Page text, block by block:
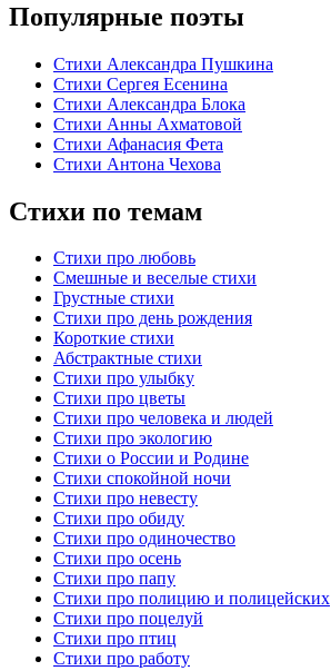
Популярные поэты
Стихи Александра Пушкина
Стихи Сергея Есенина
Стихи Александра Блока
Стихи Анны Ахматовой
Стихи Афанасия Фета
Стихи Антона Чехова
Стихи по темам
Стихи про любовь
Смешные и веселые стихи
Грустные стихи
Стихи про день рождения
Короткие стихи
Абстрактные стихи
Стихи про улыбку
Стихи про цветы
Стихи про человека и людей
Стихи про экологию
Стихи о России и Родине
Стихи спокойной ночи
Стихи про невесту
Стихи про обиду
Стихи про одиночество
Стихи про осень
Стихи про папу
Стихи про полицию и полицейских
Стихи про поцелуй
Стихи про птиц
Стихи про работу